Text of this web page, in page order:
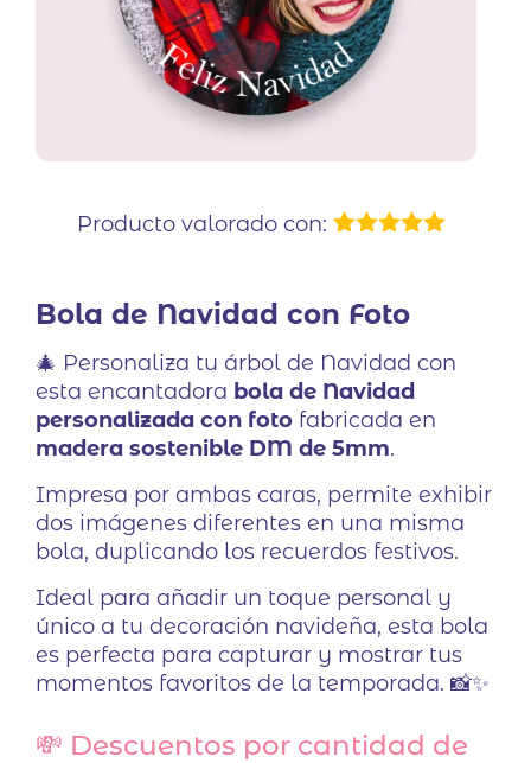
Producto valorado con:
a
de clientes
Bola de Navidad con Foto
🎄 Personaliza tu árbol de Navidad con
esta encantadora bola de Navidad
personalizada con foto fabricada en
madera sostenible DM de 5mm.
Impresa por ambas caras, permite exhibir
dos imágenes diferentes en una misma
bola, duplicando los recuerdos festivos.
Ideal para añadir un toque personal y
único a tu decoración navideña, esta bola
es perfecta para capturar y mostrar tus
momentos favoritos de la temporada. 📸✨
💸 Descuentos por cantidad de